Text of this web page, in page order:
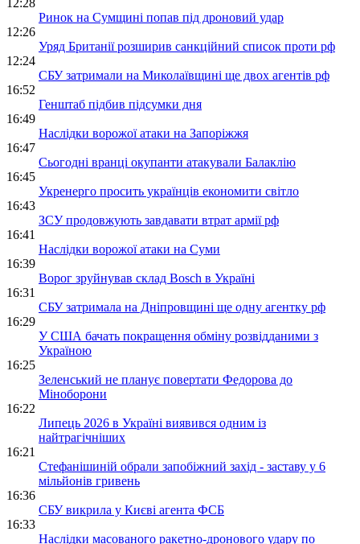
12:28
Ринок на Сумщині попав під дроновий удар
12:26
Уряд Британії розширив санкційний список проти рф
12:24
СБУ затримали на Миколаївщині ще двох агентів рф
16:52
Генштаб підбив підсумки дня
16:49
Наслідки ворожої атаки на Запоріжжя
16:47
Сьогодні вранці окупанти атакували Балаклію
16:45
Укренерго просить українців економити світло
16:43
ЗСУ продовжують завдавати втрат армії рф
16:41
Наслідки ворожої атаки на Суми
16:39
Ворог зруйнував склад Bosch в Україні
16:31
СБУ затримала на Дніпровщині ще одну агентку рф
16:29
У США бачать покращення обміну розвідданими з
Україною
16:25
Зеленський не планує повертати Федорова до
Міноборони
16:22
Липець 2026 в Україні виявився одним із
найтрагічніших
16:21
Стефанішиній обрали запобіжний захід - заставу у 6
мільйонів гривень
16:36
СБУ викрила у Києві агента ФСБ
16:33
Наслідки масованого ракетно-дронового удару по